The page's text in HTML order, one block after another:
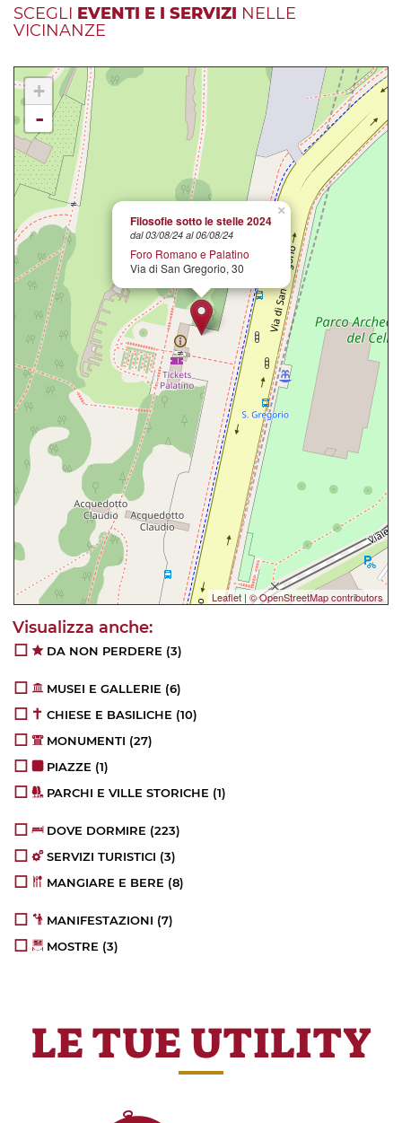
SCEGLI EVENTI E I SERVIZI NELLE
VICINANZE
×
Filosofie sotto le stelle 2024
dal 03/08/24 al 06/08/24
Foro Romano e Palatino
Via di San Gregorio, 30
+
-
Leaflet | © OpenStreetMap contributors
DA NON PERDERE (3)
MUSEI E GALLERIE (6)
CHIESE E BASILICHE (10)
MONUMENTI (27)
PIAZZE (1)
PARCHI E VILLE STORICHE (1)
DOVE DORMIRE (223)
SERVIZI TURISTICI (3)
MANGIARE E BERE (8)
MANIFESTAZIONI (7)
MOSTRE (3)
LE TUE UTILITY